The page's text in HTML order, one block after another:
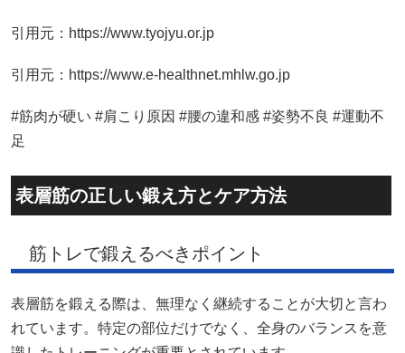
引用元：https://www.tyojyu.or.jp
引用元：https://www.e-healthnet.mhlw.go.jp
#筋肉が硬い #肩こり原因 #腰の違和感 #姿勢不良 #運動不
足
表層筋の正しい鍛え方とケア方法
筋トレで鍛えるべきポイント
表層筋を鍛える際は、無理なく継続することが大切と言わ
れています。特定の部位だけでなく、全身のバランスを意